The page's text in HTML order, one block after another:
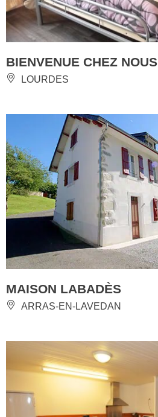
BIENVENUE CHEZ NOUS
LOURDES
MAISON LABADÈS
ARRAS-EN-LAVEDAN